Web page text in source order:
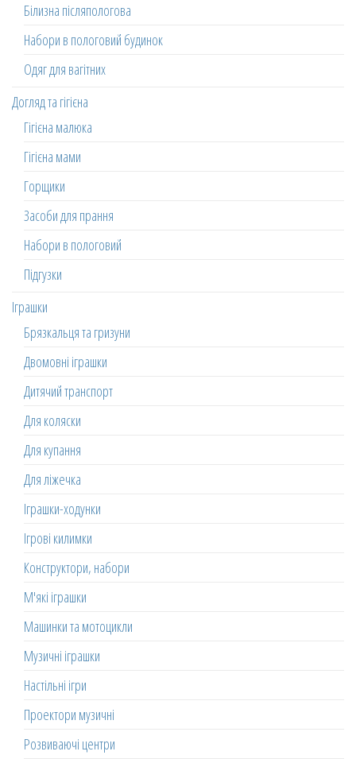
Білизна післяпологова
Набори в пологовий будинок
Одяг для вагітних
Догляд та гігієна
Гігієна малюка
Гігієна мами
Горщики
Засоби для прання
Набори в пологовий
Підгузки
Іграшки
Брязкальця та гризуни
Двомовні іграшки
Дитячий транспорт
Для коляски
Для купання
Для ліжечка
Іграшки-ходунки
Ігрові килимки
Конструктори, набори
М'які іграшки
Машинки та мотоцикли
Музичні іграшки
Настільні ігри
Проектори музичні
Розвиваючі центри